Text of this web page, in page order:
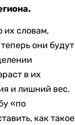
их словам,
они будут
в их
и лишний вес.
«по
как такое